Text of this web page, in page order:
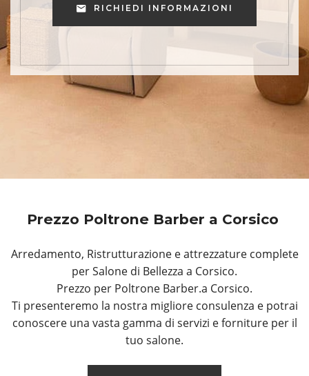
RICHIEDI INFORMAZIONI
Prezzo Poltrone Barber a Corsico
Arredamento, Ristrutturazione e attrezzature complete
per Salone di Bellezza a Corsico.
Prezzo per Poltrone Barber.a Corsico.
Ti presenteremo la nostra migliore consulenza e potrai
conoscere una vasta gamma di servizi e forniture per il
tuo salone.